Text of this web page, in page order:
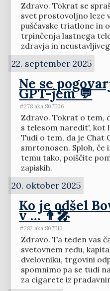
Zdravo. Tokrat se
svet prostovoljno leze
puščavske triatlone in
trpinčenja lastnega
zdravja in
22. september 2025
Ne se
GPT-jem 💬
#278 aka S07E06
Zdravo. Tokrat o tem,
s telesom naredit', kot
Tudi o tem, da je Chat
smrtonosen. Sploh, če
temu tako, poiščite
zapiskih.
20. oktober 2025
Ko je odšel
v … 👨‍🎤
#282 aka S07E10
Zdravo. Ta teden vas
svetovnem redu,
dvelovniku, trgovini
spomnimo pa se tudi
za cigarete iz